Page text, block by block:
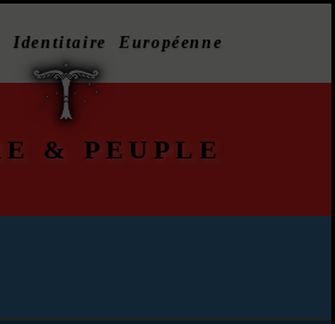
Identitaire Européenne
& PEUPLE